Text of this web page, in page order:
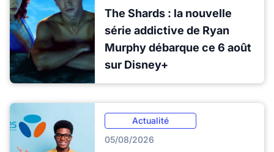
The Shards : la nouvelle
série addictive de Ryan
Murphy débarque ce 6 août
sur Disney+
Actualité
05/08/2026